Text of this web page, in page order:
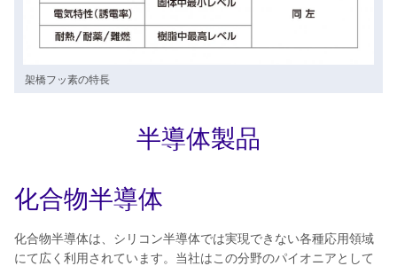
架橋フッ素の特長
半導体製品
化合物半導体
化合物半導体は、シリコン半導体では実現できない各種応用領域
にて広く利用されています。当社はこの分野のパイオニアとして